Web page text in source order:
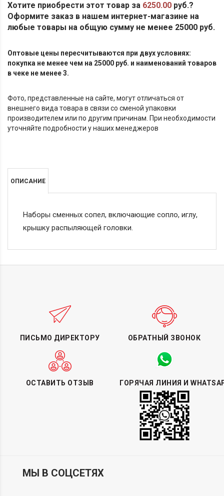
Хотите приобрести этот товар за 6250.00 руб.?
Оформите заказ в нашем интернет-магазине на
любые товары на общую сумму не менее 25000 руб.
Оптовые цены пересчитываются при двух условиях:
покупка не менее чем на 25000 руб. и наименований товаров
в чеке не менее 3.
Фото, представленные на сайте, могут отличаться от
внешнего вида товара в связи со сменой упаковки
производителем или по другим причинам. При необходимости
уточняйте подробности у наших менеджеров
ОПИСАНИЕ
Наборы сменных сопел, включающие сопло, иглу,
крышку распыляющей головки.
ПИСЬМО ДИРЕКТОРУ ОБРАТНЫЙ ЗВОНОК
ОСТАВИТЬ ОТЗЫВ ГОРЯЧАЯ ЛИНИЯ И
МЫ В СОЦСЕТЯХ